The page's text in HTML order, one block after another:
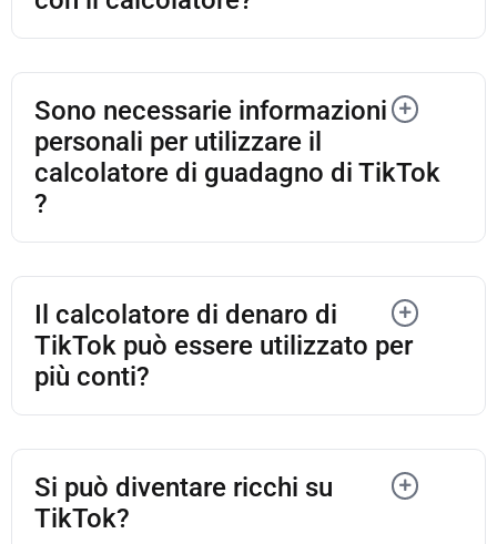
Sono necessarie informazioni
personali per utilizzare il
calcolatore di guadagno di TikTok
?
Il calcolatore di denaro di
TikTok può essere utilizzato per
più conti?
Si può diventare ricchi su
TikTok?